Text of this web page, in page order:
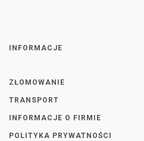
INFORMACJE
ZŁOMOWANIE
TRANSPORT
INFORMACJE O FIRMIE
POLITYKA PRYWATNOŚCI